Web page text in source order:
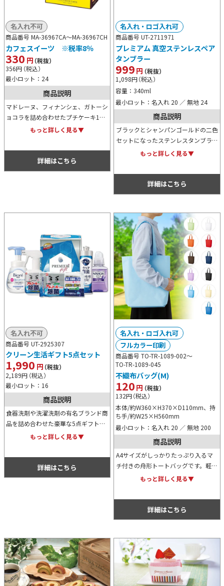
商品番号 MA-36967CA～MA-36967CH
カフェスイーツ ※税率8％
330 円（税抜）
356円（税込）
最小ロット：24
名入れ不可
商品説明
マドレーヌ、フィナンシェ、ガトーシ
ョコラを詰め合わせたプチケーキ12
個セットと、プチチーズタルト9個入
ツ。イベント等の特典用にも人気で
もっと詳しく見る▼
詳細はこちら
商品番号 UT-2711971
プレミアム 真空ステンレスペア
タンブラー
999円（税抜）
1,098円（税込）
容量：340ml
最小ロット：名入れ 20 ／ 無地 24
名入れ・ロゴ入れ可
商品説明
ブラックとシャンパンゴールドの二色
セットになったステンレスタンブラー
です。真空二層構造ですので保温・保
もっと詳しく見る▼
詳細はこちら
商品番号 UT-2925307
クリーン生活ギフト5点セット
1,990 円（税抜）
2,189円（税込）
最小ロット：16
名入れ不可
商品説明
食器洗剤や洗濯洗剤の有名ブランド商
品を詰め合わせた豪華な5点ギフトセ
ットです。化粧箱入りですので贈答用
もっと詳しく見る▼
詳細はこちら
商品番号 TO-TR-1089-002～
TO-TR-1089-045
不織布バッグ(M)
120円（税抜）
132円（税込）
本体/約W360×H370×D110mm、持
ち手/約W25×H560mm
最小ロット：名入れ 20 ／ 無地 200
名入れ・ロゴ入れ可
フルカラー印刷
商品説明
A4サイズがしっかりたっぷり入るマ
チ付きの舟形トートバッグです。軽量
で丈夫な不織布素材もポイント。カラ
もっと詳しく見る▼
詳細はこちら